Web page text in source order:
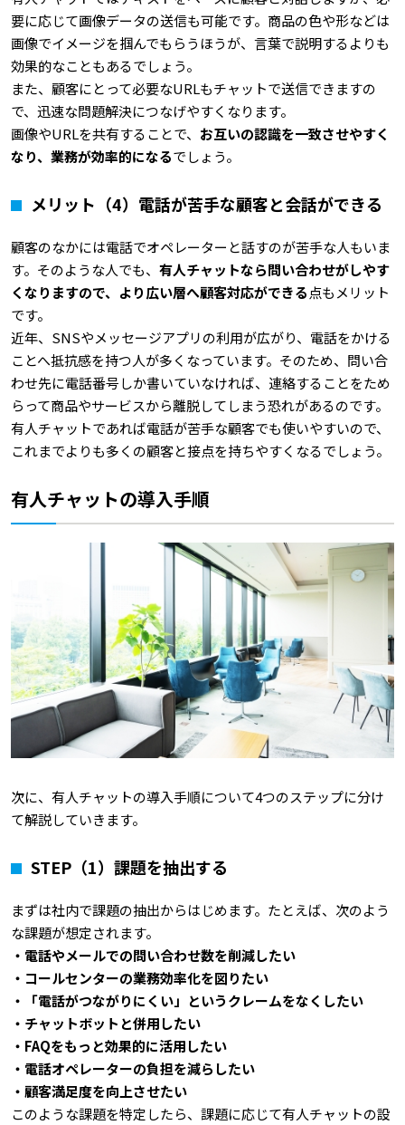
要に応じて画像データの送信も可能です。商品の色や形などは
画像でイメージを掴んでもらうほうが、言葉で説明するよりも
効果的なこともあるでしょう。
また、顧客にとって必要なURLもチャットで送信できますの
で、迅速な問題解決につなげやすくなります。
画像やURLを共有することで、 お互いの認識を一致させやすく
なり、業務が効率的になるでしょう。
メリット（4）電話が苦手な顧客と会話ができる
顧客のなかには電話でオペレーターと話すのが苦手な人もいま
す。そのような人でも、 有人チャットなら問い合わせがしやす
くなりますので、より広い層へ顧客対応ができる点もメリット
です。
近年、SNSやメッセージアプリの利用が広がり、電話をかける
ことへ抵抗感を持つ人が多くなっています。そのため、問い合
わせ先に電話番号しか書いていなければ、連絡することをため
らって商品やサービスから離脱してしまう恐れがあるのです。
有人チャットであれば電話が苦手な顧客でも使いやすいので、
これまでよりも多くの顧客と接点を持ちやすくなるでしょう。
有人チャットの導入手順
次に、有人チャットの導入手順について4つのステップに分け
て解説していきます。
STEP （1）課題を抽出する
まずは社内で課題の抽出からはじめます。たとえば、次のよう
な課題が想定されます。
・電話やメールでの問い合わせ数を削減したい
・コールセンターの業務効率化を図りたい
・「電話がつながりにくい」というクレームをなくしたい
・チャットボットと併用したい
・FAQをもっと効果的に活用したい
・電話オペレーターの負担を減らしたい
・顧客満足度を向上させたい
このような課題を特定したら、課題に応じて有人チャットの設